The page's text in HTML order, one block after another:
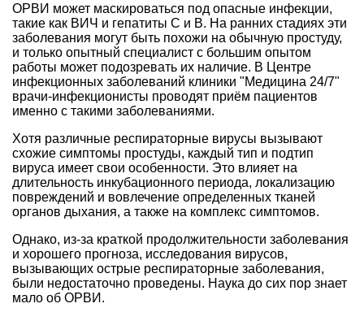
ОРВИ может маскироваться под опасные инфекции,
такие как ВИЧ и гепатиты С и В. На ранних стадиях эти
заболевания могут быть похожи на обычную простуду,
и только опытный специалист с большим опытом
работы может подозревать их наличие. В Центре
инфекционных заболеваний клиники "Медицина 24/7"
врачи-инфекционисты проводят приём пациентов
именно с такими заболеваниями.
Хотя различные респираторные вирусы вызывают
схожие симптомы простуды, каждый тип и подтип
вируса имеет свои особенности. Это влияет на
длительность инкубационного периода, локализацию
повреждений и вовлечение определенных тканей
органов дыхания, а также на комплекс симптомов.
Однако, из-за краткой продолжительности заболевания
и хорошего прогноза, исследования вирусов,
вызывающих острые респираторные заболевания,
были недостаточно проведены. Наука до сих пор знает
мало об ОРВИ.